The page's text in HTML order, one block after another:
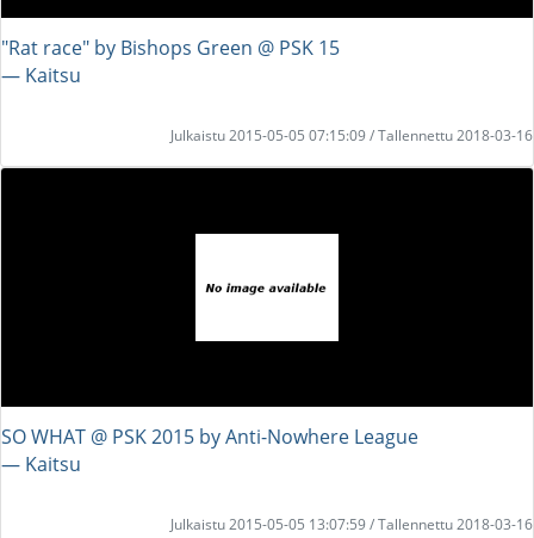
"Rat race" by Bishops Green @ PSK 15
― Kaitsu
Julkaistu 2015-05-05 07:15:09 / Tallennettu 2018-03-16
SO WHAT @ PSK 2015 by Anti-Nowhere League
― Kaitsu
Julkaistu 2015-05-05 13:07:59 / Tallennettu 2018-03-16